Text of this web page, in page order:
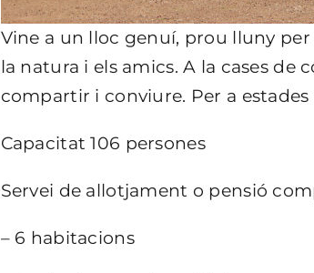
Vine a un lloc genuí, prou lluny
la natura i els amics. A la cases de
compartir i conviure. Per a estades
Capacitat 106 persones
Servei de allotjament o pensió
– 6 habitacions